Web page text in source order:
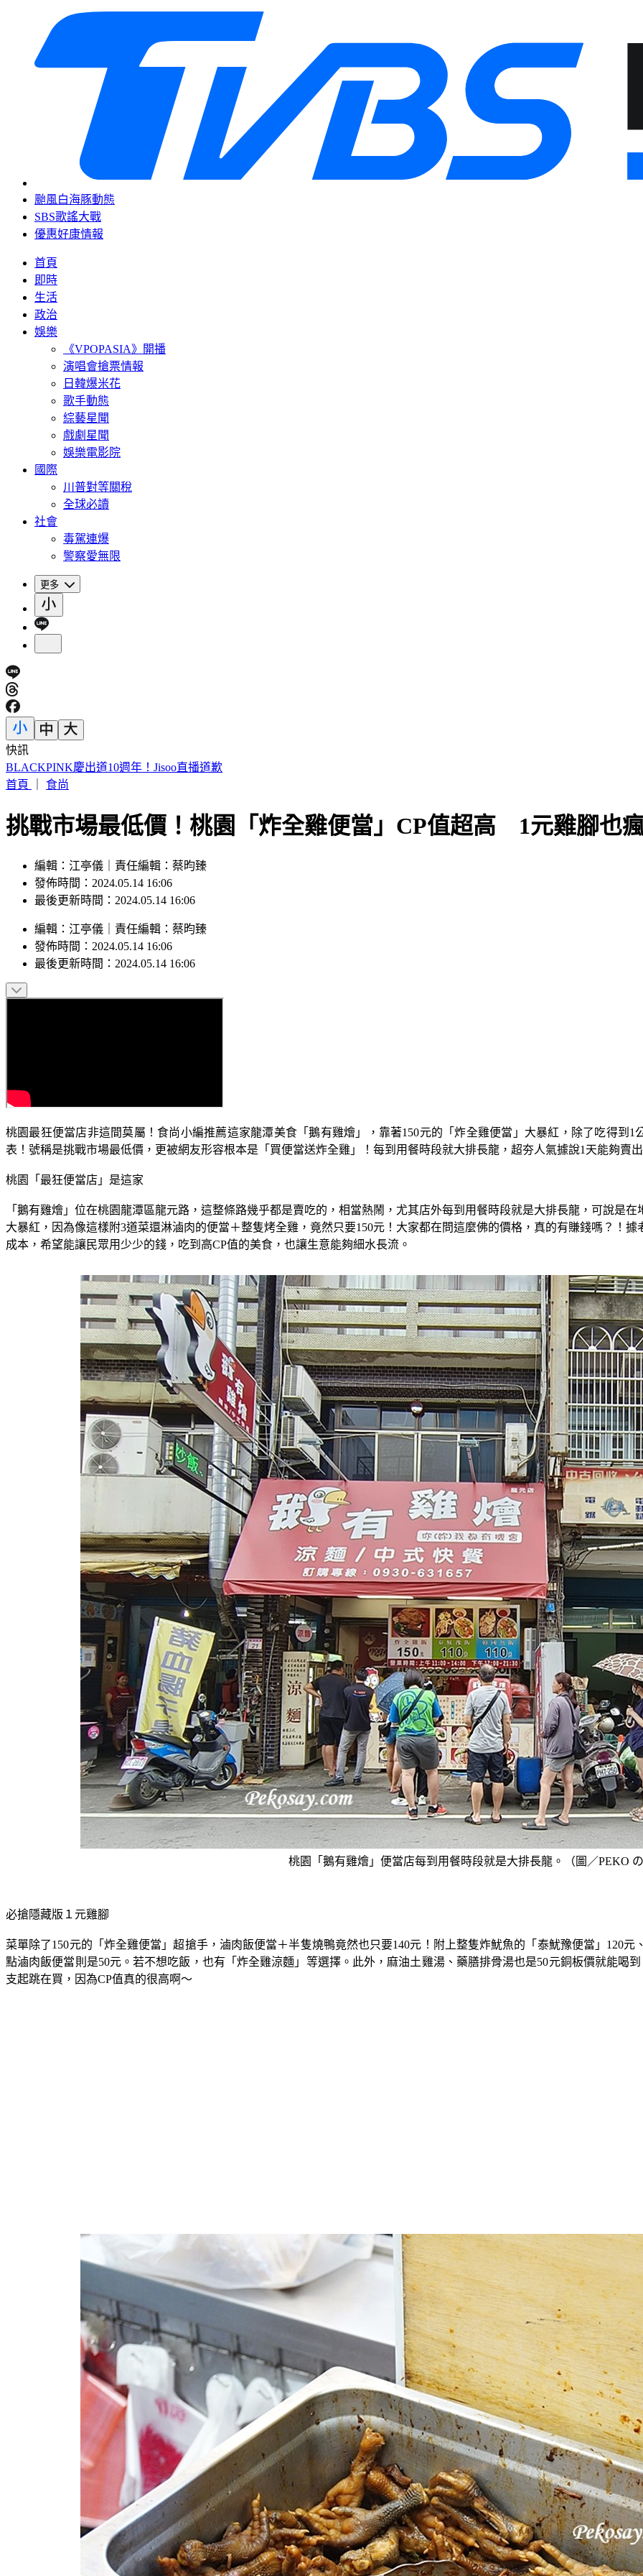
颱風白海豚動態
SBS歌謠大戰
優惠好康情報
首頁
即時
生活
政治
娛樂
《VPOPASIA》開播
演唱會搶票情報
日韓爆米花
歌手動態
綜藝星聞
戲劇星聞
娛樂電影院
國際
川普對等關稅
全球必讀
社會
毒駕連爆
警察愛無限
更多
快訊
昔泰國男團偶像陳屍湄南河！背包驚見20公斤水泥磚
首頁
食尚
挑戰市場最低價！桃園「炸全雞便當」CP值超高 1元雞腳也
編輯：江亭儀｜責任編輯：蔡昀臻
發佈時間：2024.05.14 16:06
最後更新時間：2024.05.14 16:06
編輯 ： 江亭儀 責任編輯 ： 蔡昀臻
發佈時間： 2024.05.14 16:06
最後更新時間： 2024.05.14 16:06
桃園最狂便當店非這間莫屬！食尚小編推薦這家龍潭美食「鵝有雞燴」，靠著150元的「炸全雞便當」大暴紅，除了吃得到
表！號稱是挑戰市場最低價，更被網友形容根本是「買便當送炸全雞」！每到用餐時段就大排長龍，超夯人氣據說1天能夠賣
桃園「最狂便當店」是這家
「鵝有雞燴」位在桃園龍潭區龍元路，這整條路幾乎都是賣吃的，相當熱鬧，尤其店外每到用餐時段就是大排長龍，可說是
大暴紅，因為像這樣附3道菜還淋滷肉的便當＋整隻烤全雞，竟然只要150元！大家都在問這麼佛的價格，真的有賺錢嗎？！
成本，希望能讓民眾用少少的錢，吃到高CP值的美食，也讓生意能夠細水長流。
桃園「鵝有雞燴」便當店每到用餐時段就是大排長龍。（圖／PEKO
必搶隱藏版１元雞腳
菜單除了150元的「炸全雞便當」超搶手，滷肉飯便當＋半隻燒鴨竟然也只要140元！附上整隻炸魷魚的「泰魷豫便當」120
點滷肉飯便當則是50元。若不想吃飯，也有「炸全雞涼麵」等選擇。此外，麻油土雞湯、藥膳排骨湯也是50元銅板價就能喝
支起跳在買，因為CP值真的很高啊～